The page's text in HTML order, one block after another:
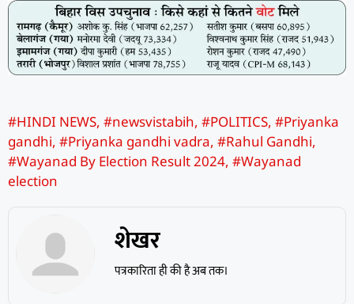
#HINDI NEWS, #newsvistabih, #POLITICS, #Priyanka
gandhi, #Priyanka gandhi vadra, #Rahul Gandhi,
#Wayanad By Election Result 2024, #Wayanad
election
शेखर
पत्रकारिता ही की है अब तक।